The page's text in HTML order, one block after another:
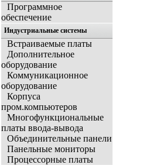
Программное
обеспечение
Индустриальные системы
Встраиваемые платы
Дополнительное
оборудование
Коммуникационное
оборудование
Корпуса
пром.компьютеров
Многофункциональные
платы ввода-вывода
Объединительные панели
Панельные мониторы
Процессорные платы